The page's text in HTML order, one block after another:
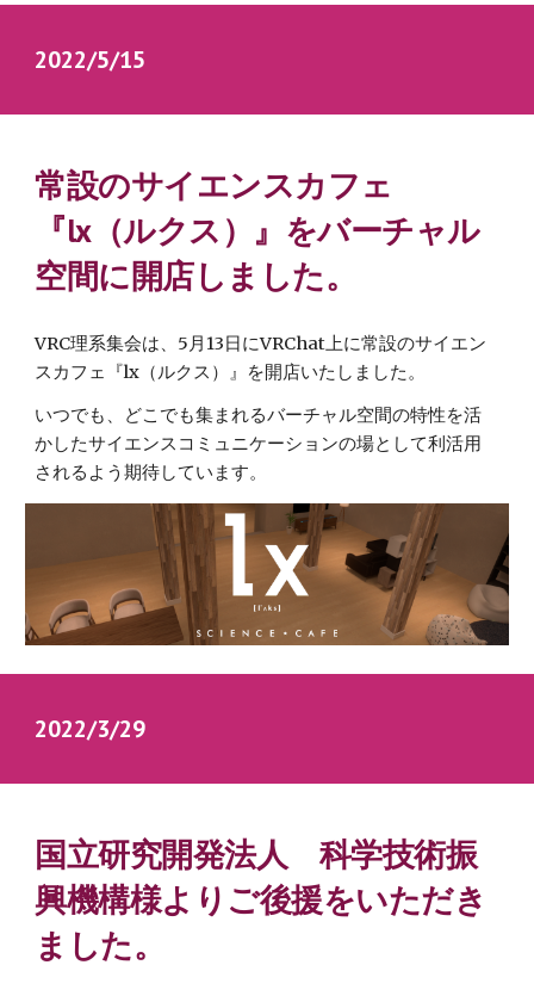
2022/5/15
常設のサイエンスカフェ
『lx（ルクス）』をバーチャル
空間に開店しました。
VRC理系集会は、 5月13日にVRChat上に常設のサイエン
スカフェ『lx（ルクス）』を開店いたしました。
いつでも、どこでも集まれるバーチャル空間の特性を活
かしたサイエンスコミュニケーションの場として利活用
されるよう期待しています。
2022/3/29
国立研究開発法人　科学技術振
興機構様よりご後援をいただき
ました。